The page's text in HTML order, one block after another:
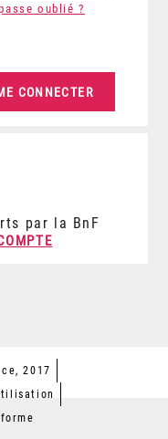
oublié ?
par la BnF
2017